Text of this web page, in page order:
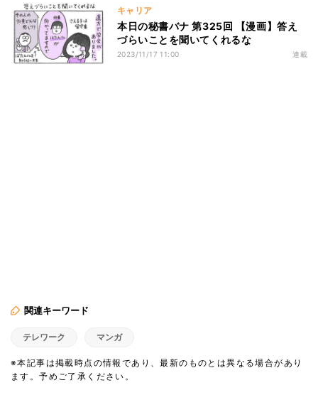
キャリア
本日の秘書バナ 第325回 【漫画】答え
づらいことを聞いてくれるな
2023/11/17 11:00 連載
関連キーワード
テレワーク マンガ
※本記事は掲載時点の情報であり、最新のものとは異なる場合があり
ます。予めご了承ください。